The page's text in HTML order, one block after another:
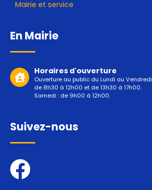
Mairie et service
En Mairie
Horaires d'ouverture
Ouverture au public du Lundi au Vendredi
de 8h30 à 12h00 et de 13h30 à 17h00.
Samedi : de 9h00 à 12h00.
Suivez-nous